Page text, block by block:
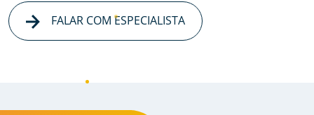
FALAR COM ESPECIALISTA